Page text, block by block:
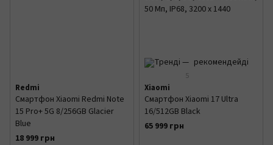
Redmi
Смартфон Xiaomi Redmi Note
15 Pro+ 5G 8/256GB Glacier
Blue
18 999 грн
5
Xiaomi
Смартфон Xiaomi 17 Ultra
16/512GB Black
65 999 грн